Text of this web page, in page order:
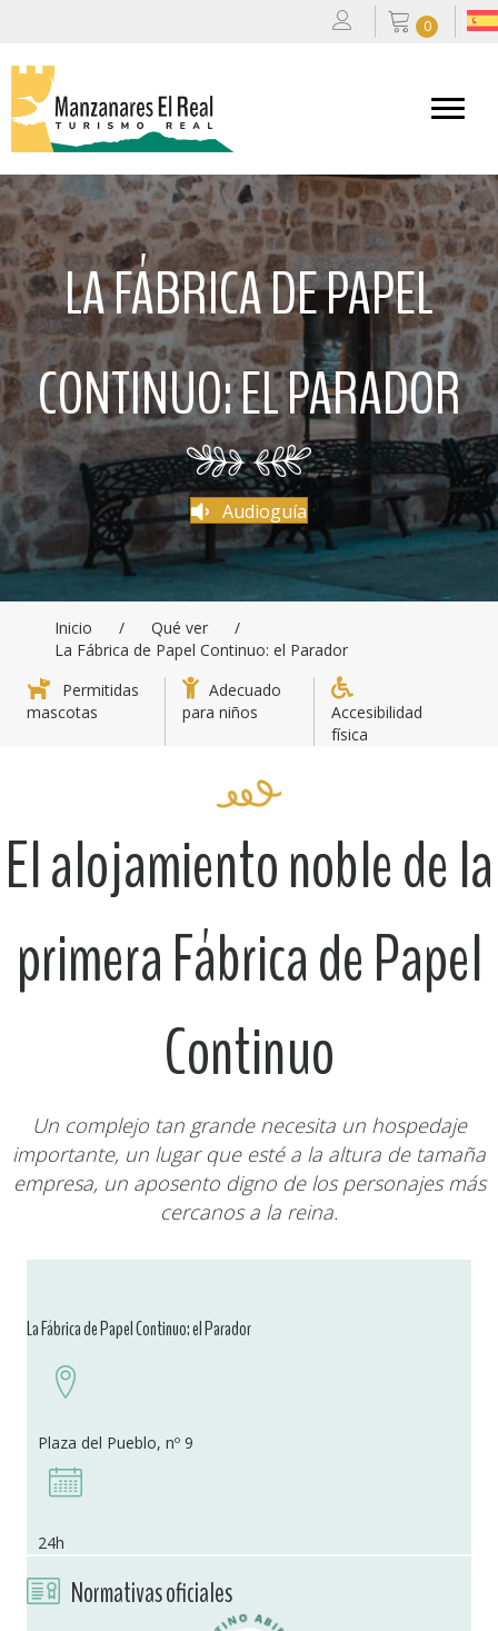
0
LA FÁBRICA DE PAPEL
CONTINUO: EL PARADOR
Audioguía
Inicio / Qué ver
/
La Fábrica de Papel Continuo: el Parador
Permitidas
mascotas
Adecuado
para niños
Accesibilidad
física
El alojamiento noble de la
primera Fábrica de Papel
Continuo
Un complejo tan grande necesita un hospedaje
importante, un lugar que esté a la altura de tamaña
empresa, un aposento digno de los personajes más
cercanos a la reina.
La Fábrica de Papel Continuo: el Parador
Plaza del Pueblo, nº 9
24h
Normativas oficiales